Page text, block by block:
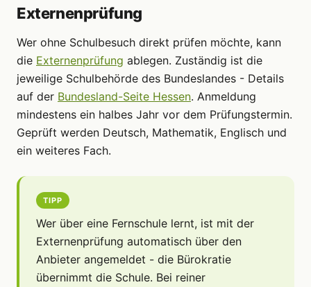
Externenprüfung
Wer ohne Schulbesuch direkt prüfen möchte, kann
die Externenprüfung ablegen. Zuständig ist die
jeweilige Schulbehörde des Bundeslandes - Details
auf der Bundesland-Seite Hessen. Anmeldung
mindestens ein halbes Jahr vor dem Prüfungstermin.
Geprüft werden Deutsch, Mathematik, Englisch und
ein weiteres Fach.
TIPP
Wer über eine Fernschule lernt, ist mit der
Externenprüfung automatisch über den
Anbieter angemeldet - die Bürokratie
übernimmt die Schule. Bei reiner